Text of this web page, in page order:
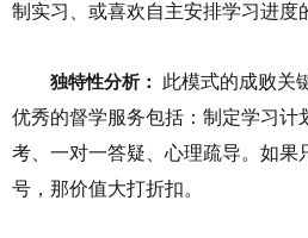
制实习、或喜欢自主安排学习进度
独特性分析：
此模式的成败关
优秀的督学服务包括：制定学习计
考、一对一答疑、心理疏导。如果
号，那价值大打折扣。